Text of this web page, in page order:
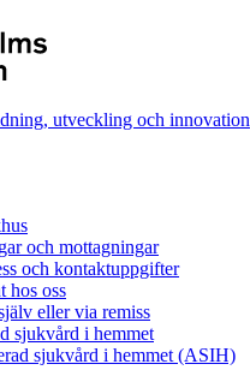
utveckling och innovation
och mottagningar
och kontaktuppgifter
hos oss
eller via remiss
sjukvård i hemmet
sjukvård i hemmet (ASIH)